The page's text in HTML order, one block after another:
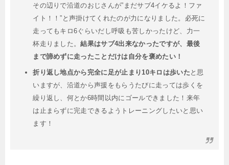
その辺りで沿道のおじさんが”まだサブ4イケるよ！ファ
イト！！”と声掛けてくれたのが力になりました。必死に
走ってもキロ6ぐらいだし呼吸も苦しかったけど、力一
杯走りました。結果はサブ4出来なかったですが、最後
まで諦めずに走ったことだけは自分を褒めたい！
折り返し地点から完全に足が止まり10キロは歩いた と思
いますが、沿道から声援をもらうたびに走っては歩くを
繰り返し、何とか6時間以内にゴールできました！来年
は止まらずに完走できるようトレーニングしたいと思い
ます！